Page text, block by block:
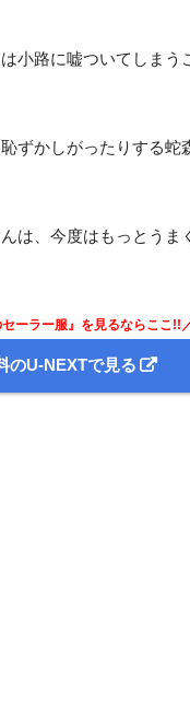
小路に嘘ついてしまう
ずかしがったりする蛇
は、今度はもっとうま
ーラー服』を見るならここ!!
のU-NEXTで見る